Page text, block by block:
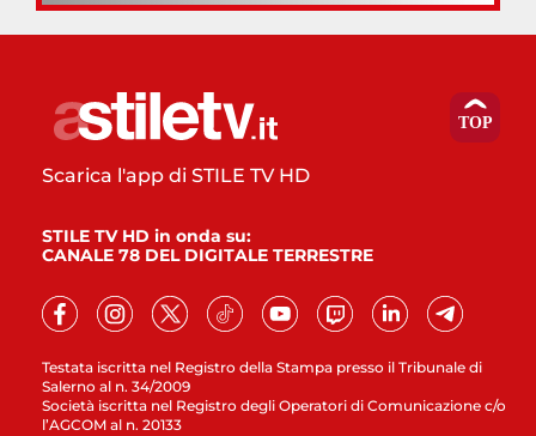
Testata iscritta nel Registro della Stampa presso il Tribunale di
Salerno al n. 34/2009
Società iscritta nel Registro degli Operatori di Comunicazione c/o
l’AGCOM al n. 20133
Scarica l'app di STILE TV HD
STILE TV HD in onda su:
CANALE 78 DEL DIGITALE TERRESTRE